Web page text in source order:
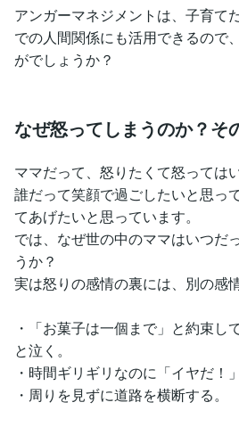
アンガーマネジメントは、子育て
での人間関係にも活用できるので
がでしょうか？
なぜ怒ってしまうのか？そ
ママだって、怒りたくて怒っては
誰だって笑顔で過ごしたいと思っ
てあげたいと思っています。
では、なぜ世の中のママはいつだ
うか？
実は怒りの感情の裏には、別の感
・「お菓子は一個まで」と約束し
と泣く。
・時間ギリギリなのに「イヤだ！
・周りを見ずに道路を横断する。